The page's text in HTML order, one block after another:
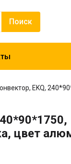
EKQ,
цвет